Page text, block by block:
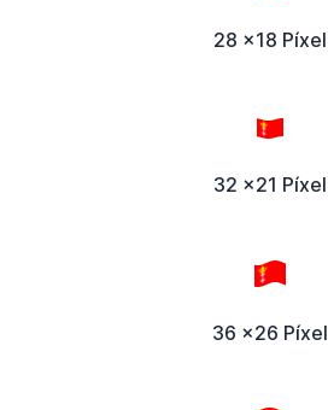
28 x18 Píxel
32 x21 Píxel
36 x26 Píxel